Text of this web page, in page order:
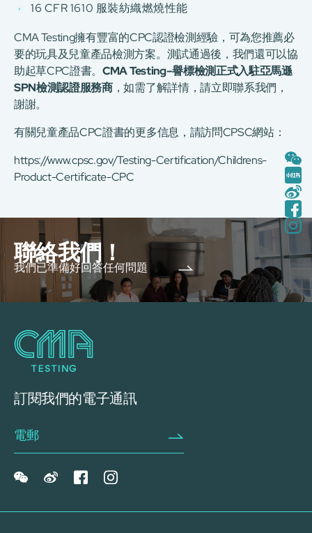
16 CFR 1610 服裝紡織燃燒性能
CMA Testing擁有豐富的CPC認證檢測經驗，可為您推薦必
要的玩具及兒童產品檢測方案。測試通過後，我們還可以協
助起草CPC證書。CMA Testing–譽標檢測正式入駐亞馬遜
SPN檢測認證服務商，如需了解詳情，請立即聯系我們，
謝謝。
有關兒童產品CPC證書的更多信息，請訪問CPSC網站：
https://www.cpsc.gov/Testing-Certification/Childrens-
Product-Certificate-CPC
聯絡我們！
我們已準備好回答任何問題
訂閱我們的電子通訊